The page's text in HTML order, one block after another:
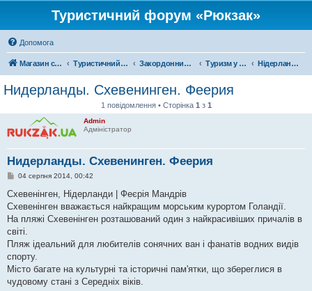
Туристичний форум «Рюкзак»
Допомога
Магазин спорядження Туристичний форум «Рюкзак» Закордонний туризм Туризм у Європі Нідерланди
Нидерланды. Схевенинген. Феерия
1 повідомлення • Сторінка 1 з 1
Admin
Адміністратор
Нидерланды. Схевенинген. Феерия
П
в
д
о
л
е
н
я
04 серпня 2014, 00:42
Схевенінген, Нідерланди | Феєрія Мандрів
Схевенінген вважається найкращим морським курортом Голандії.
На пляжі Схевенінген розташований один з найкрасивіших причалів в
світі.
Пляж ідеальний для любителів сонячних ван і фанатів водних видів
спорту.
Місто багате на культурні та історичні пам'ятки, що збереглися в
чудовому стані з Середніх віків.